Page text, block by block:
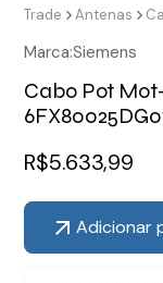
Trade Antenas
Marca:Siemens
Cabo Pot
R$5.633,99
Adicionar